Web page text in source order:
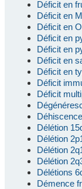
Déficit en
Déficit en
Déficit en
Déficit en
Déficit en
Déficit en
Déficit en
Déficit
Déficit
Délétion
Délétion
Délétion
Délétion
Délétions
Démence